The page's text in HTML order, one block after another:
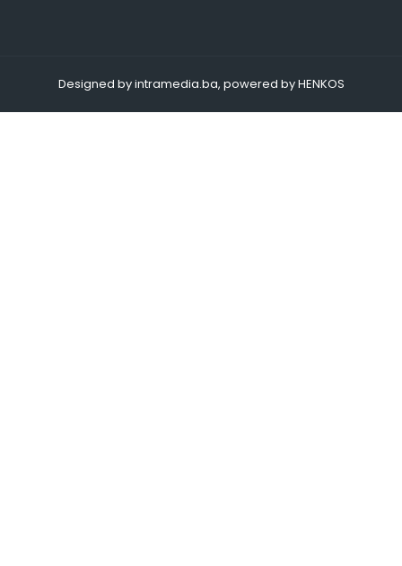
Designed by intramedia.ba, powered by HENKOS